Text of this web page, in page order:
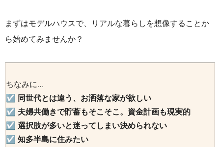
まずはモデルハウスで、リアルな暮らしを想像することか
ら始めてみませんか？
ちなみに…
☑ 同世代とは違う、お洒落な家が欲しい
☑ 夫婦共働きで貯蓄もそこそこ。資金計画も現実的
☑ 選択肢が多いと迷ってしまい決められない
☑ 知多半島に住みたい